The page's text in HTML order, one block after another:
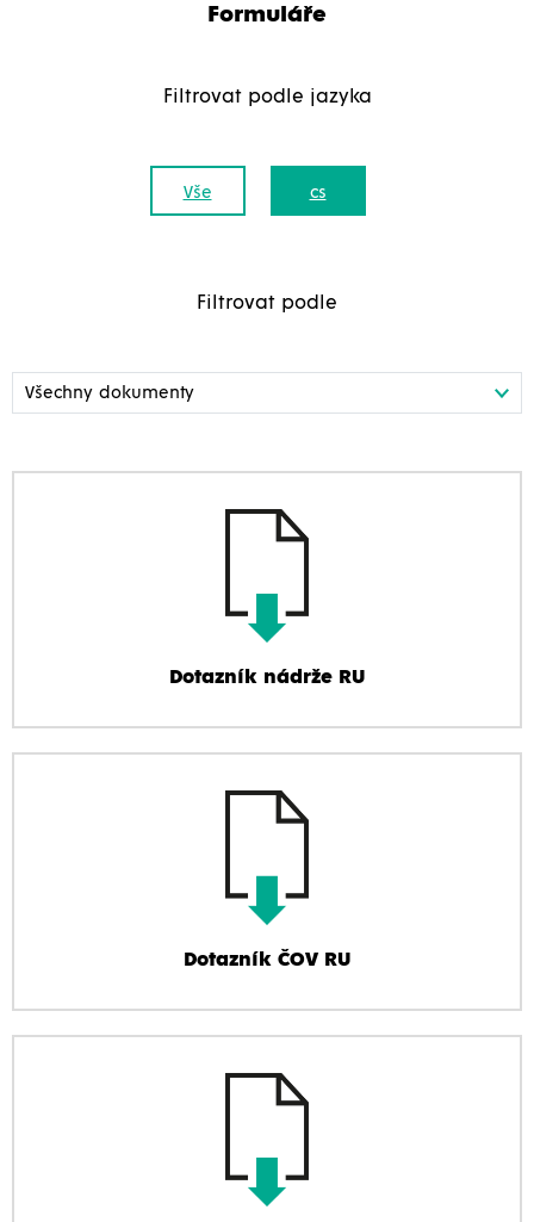
Formuláře
Filtrovat podle jazyka
Vše cs
Filtrovat podle
Dotazník nádrže RU
Dotazník ČOV RU